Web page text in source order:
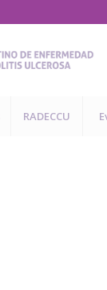
RADECCU